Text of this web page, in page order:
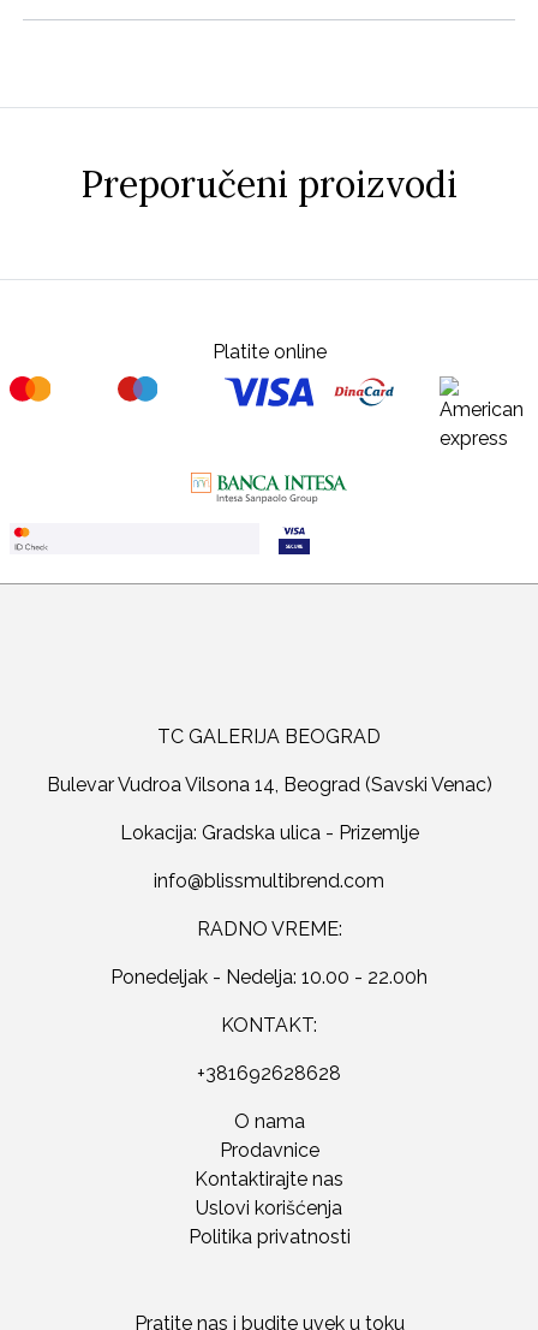
Preporučeni proizvodi
Platite online
TC GALERIJA BEOGRAD
Bulevar Vudroa Vilsona 14, Beograd (Savski Venac)
Lokacija: Gradska ulica - Prizemlje
RADNO VREME:
Ponedeljak - Nedelja: 10.00 - 22.00h
KONTAKT:
+381692628628
O nama
Prodavnice
Kontaktirajte nas
Uslovi korišćenja
Politika privatnosti
Pratite nas i budite uvek u toku